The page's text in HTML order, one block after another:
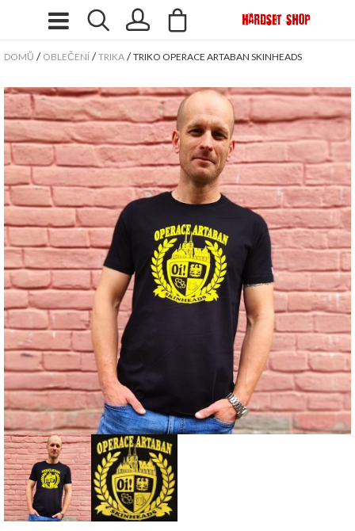
DOMŮ / OBLEČENÍ /TRIKA /TRIKO OPERACE ARTABAN SKINHEADS